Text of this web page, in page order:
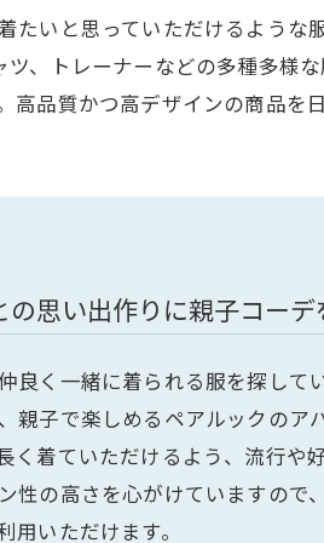
着たいと思っていただけるよう
ツ、トレーナーなどの多種多様
高品質かつ高デザインの商品
の思い出作りに親子コーデ
仲良く一緒に着られる服を探し
親子で楽しめるペアルックの
く着ていただけるよう、流行や
性の高さを心がけていますの
用いただけます。